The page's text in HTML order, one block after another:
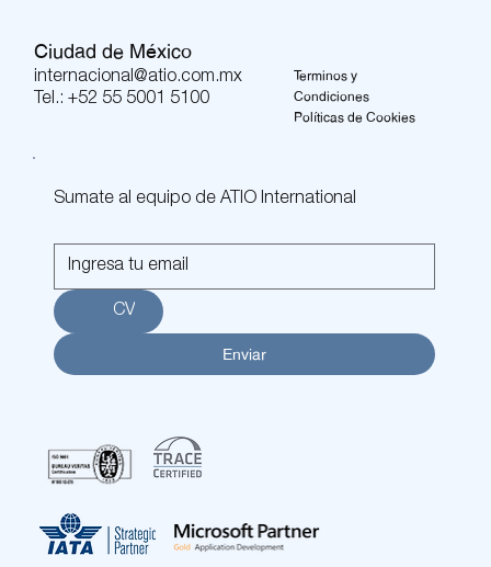
Ciudad de México
internacional@atio.com.mx
Tel.: +52 55 5001 5100
Terminos y
Condiciones
Políticas de Cookies
Sumate al equipo de ATIO International
CV
Enviar